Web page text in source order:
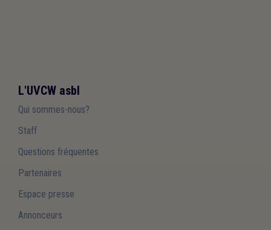
L'UVCW asbl
Qui sommes-nous?
Staff
Questions fréquentes
Partenaires
Espace presse
Annonceurs